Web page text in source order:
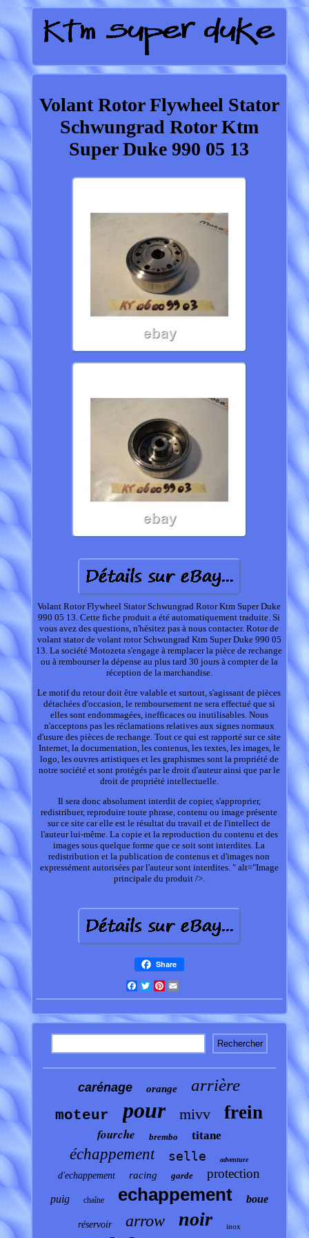
Volant Rotor Flywheel Stator
Schwungrad Rotor Ktm
Super Duke 990 05 13
Volant Rotor Flywheel Stator Schwungrad Rotor Ktm Super Duke
990 05 13. Cette fiche produit a été automatiquement traduite. Si
vous avez des questions, n'hésitez pas à nous contacter. Rotor de
volant stator de volant rotor Schwungrad Ktm Super Duke 990 05
13. La société Motozeta s'engage à remplacer la pièce de rechange
ou à rembourser la dépense au plus tard 30 jours à compter de la
réception de la marchandise.
Le motif du retour doit être valable et surtout, s'agissant de pièces
détachées d'occasion, le remboursement ne sera effectué que si
elles sont endommagées, inefficaces ou inutilisables. Nous
n'acceptons pas les réclamations relatives aux signes normaux
d'usure des pièces de rechange. Tout ce qui est rapporté sur ce site
Internet, la documentation, les contenus, les textes, les images, le
logo, les ouvres artistiques et les graphismes sont la propriété de
notre société et sont protégés par le droit d'auteur ainsi que par le
droit de propriété intellectuelle.
Il sera donc absolument interdit de copier, s'approprier,
redistribuer, reproduire toute phrase, contenu ou image présente
sur ce site car elle est le résultat du travail et de l'intellect de
l'auteur lui-même. La copie et la reproduction du contenu et des
images sous quelque forme que ce soit sont interdites. La
redistribution et la publication de contenus et d'images non
expressément autorisées par l'auteur sont interdites. " alt="Image
principale du produit />.
Share
Facebook
TwitterPinterest
carénage orange arrière
moteur pour mivv frein
fourche brembo titane
échappement selle adventure
d'echappement racing garde protection
puig chaîne echappement boue
réservoir arrow noir inox